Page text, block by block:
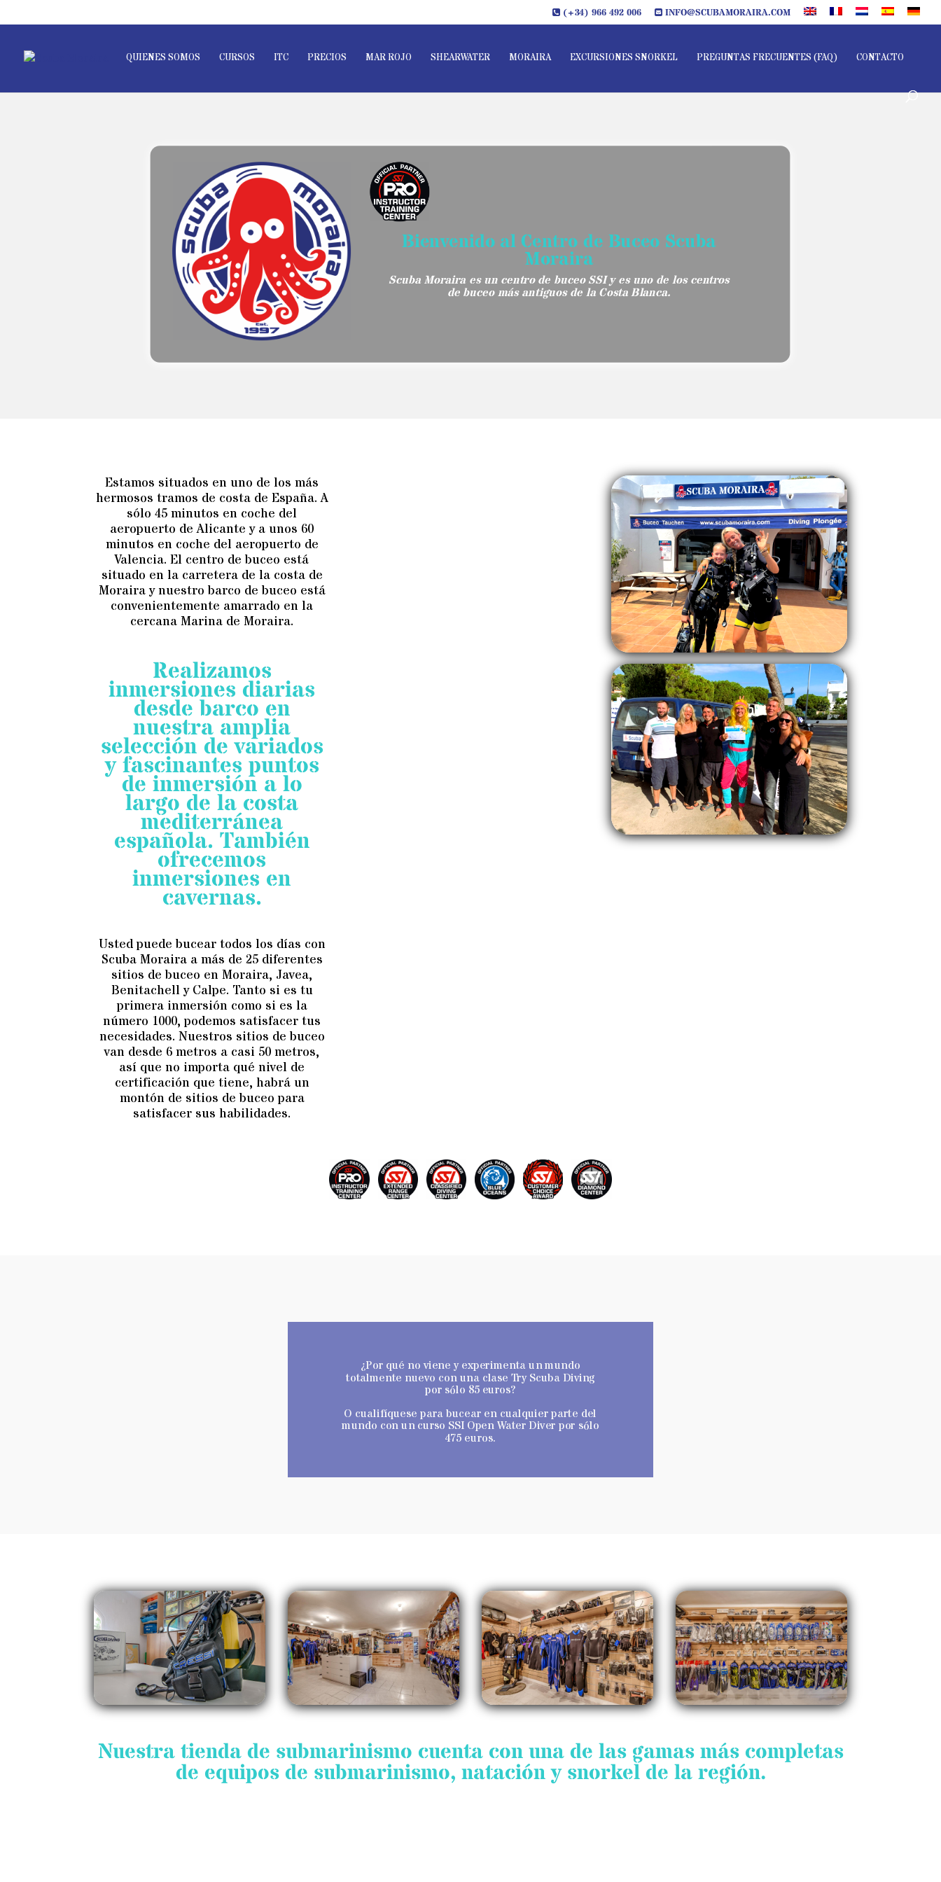
(+34) 966 492 006 INFO@SCUBAMORAIRA.COM
QUIENES SOMOS CURSOS ITC PRECIOS MAR ROJO SHEARWATER MORAIRA EXCURSIONES SNORKEL PREGUNTAS FRECUENTES (FAQ) CONTACTO
Bienvenido al Centro de Buceo Scuba
Moraira
Scuba Moraira es un centro de buceo SSI y es uno de los centros
de buceo más antiguos de la Costa Blanca.
Estamos situados en uno de los más
hermosos tramos de costa de España. A
sólo 45 minutos en coche del
aeropuerto de Alicante y a unos 60
minutos en coche del aeropuerto de
Valencia. El centro de buceo está
situado en la carretera de la costa de
Moraira y nuestro barco de buceo está
convenientemente amarrado en la
cercana Marina de Moraira.
Realizamos
inmersiones diarias
desde barco en
nuestra amplia
selección de variados
y fascinantes puntos
de inmersión a lo
largo de la costa
mediterránea
española. También
ofrecemos
inmersiones en
cavernas.
Usted puede bucear todos los días con
Scuba Moraira a más de 25 diferentes
sitios de buceo en Moraira, Javea,
Benitachell y Calpe. Tanto si es tu
primera inmersión como si es la
número 1000, podemos satisfacer tus
necesidades. Nuestros sitios de buceo
van desde 6 metros a casi 50 metros,
así que no importa qué nivel de
certificación que tiene, habrá un
montón de sitios de buceo para
satisfacer sus habilidades.
¿Por qué no viene y experimenta un mundo
totalmente nuevo con una clase Try Scuba Diving
por sólo 85 euros?
O cualifíquese para bucear en cualquier parte del
mundo con un curso SSI Open Water Diver por sólo
475 euros.
Nuestra tienda de submarinismo cuenta con una de las gamas más completas
de equipos de submarinismo, natación y snorkel de la región.